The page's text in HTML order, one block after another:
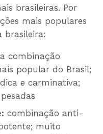
brasileiras. Por
mais populares
brasileira:
a combinação
popular do Brasil;
e carminativa;
combinação anti-
muito